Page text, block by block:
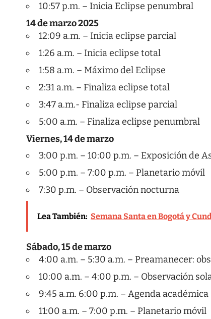
10:57 p.m. – Inicia Eclipse penumbral
14 de marzo 2025
12:09 a.m. – Inicia eclipse parcial
1:26 a.m. – Inicia eclipse total
1:58 a.m. – Máximo del Eclipse
2:31 a.m. – Finaliza eclipse total
3:47 a.m.- Finaliza eclipse parcial
5:00 a.m. – Finaliza eclipse penumbral
Viernes, 14 de marzo
3:00 p.m. – 10:00 p.m. – Exposición de
5:00 p.m. – 7:00 p.m. – Planetario móvil
7:30 p.m. – Observación nocturna
Lea También: Semana Santa en Bogotá y
Sábado, 15 de marzo
4:00 a.m. – 5:30 a.m. – Preamanecer:
10:00 a.m. – 4:00 p.m. – Observación
9:45 a.m. 6:00 p.m. – Agenda académica
11:00 a.m. – 7:00 p.m. – Planetario móvil